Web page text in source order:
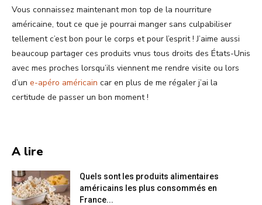
Vous connaissez maintenant mon top de la nourriture
américaine, tout ce que je pourrai manger sans culpabiliser
tellement c’est bon pour le corps et pour l’esprit ! J’aime aussi
beaucoup partager ces produits vnus tous droits des États-Unis
avec mes proches lorsqu’ils viennent me rendre visite ou lors
d’un e-apéro américain car en plus de me régaler j’ai la
certitude de passer un bon moment !
A lire
Quels sont les produits alimentaires
américains les plus consommés en
France...